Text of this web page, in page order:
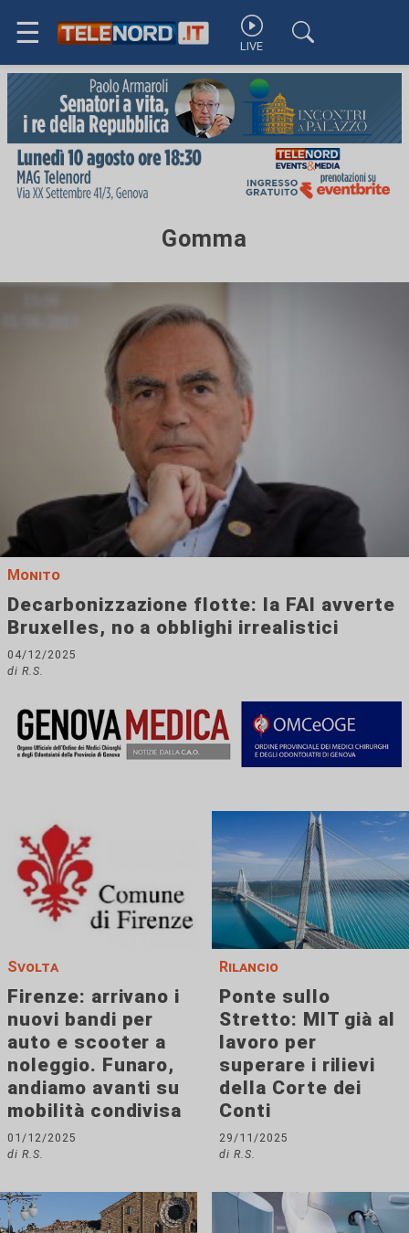
☰ LIVE
Gomma
Monito
Decarbonizzazione flotte: la FAI avverte
Bruxelles, no a obblighi irrealistici
04/12/2025
di R.S.
Svolta
Firenze: arrivano i
nuovi bandi per
auto e scooter a
noleggio. Funaro,
andiamo avanti su
mobilità condivisa
01/12/2025
di R.S.
Rilancio
Ponte sullo
Stretto: MIT già al
lavoro per
superare i rilievi
della Corte dei
Conti
29/11/2025
di R.S.